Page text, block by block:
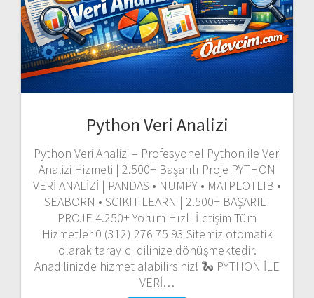
Python Veri Analizi
Python Veri Analizi – Profesyonel Python ile Veri
Analizi Hizmeti | 2.500+ Başarılı Proje PYTHON
VERİ ANALİZİ | PANDAS • NUMPY • MATPLOTLIB •
SEABORN • SCIKIT-LEARN | 2.500+ BAŞARILI
PROJE 4.250+ Yorum Hızlı İletişim Tüm
Hizmetler 0 (312) 276 75 93 Sitemiz otomatik
olarak tarayıcı dilinize dönüşmektedir.
Anadilinizde hizmet alabilirsiniz! 🐍 PYTHON İLE
VERİ…